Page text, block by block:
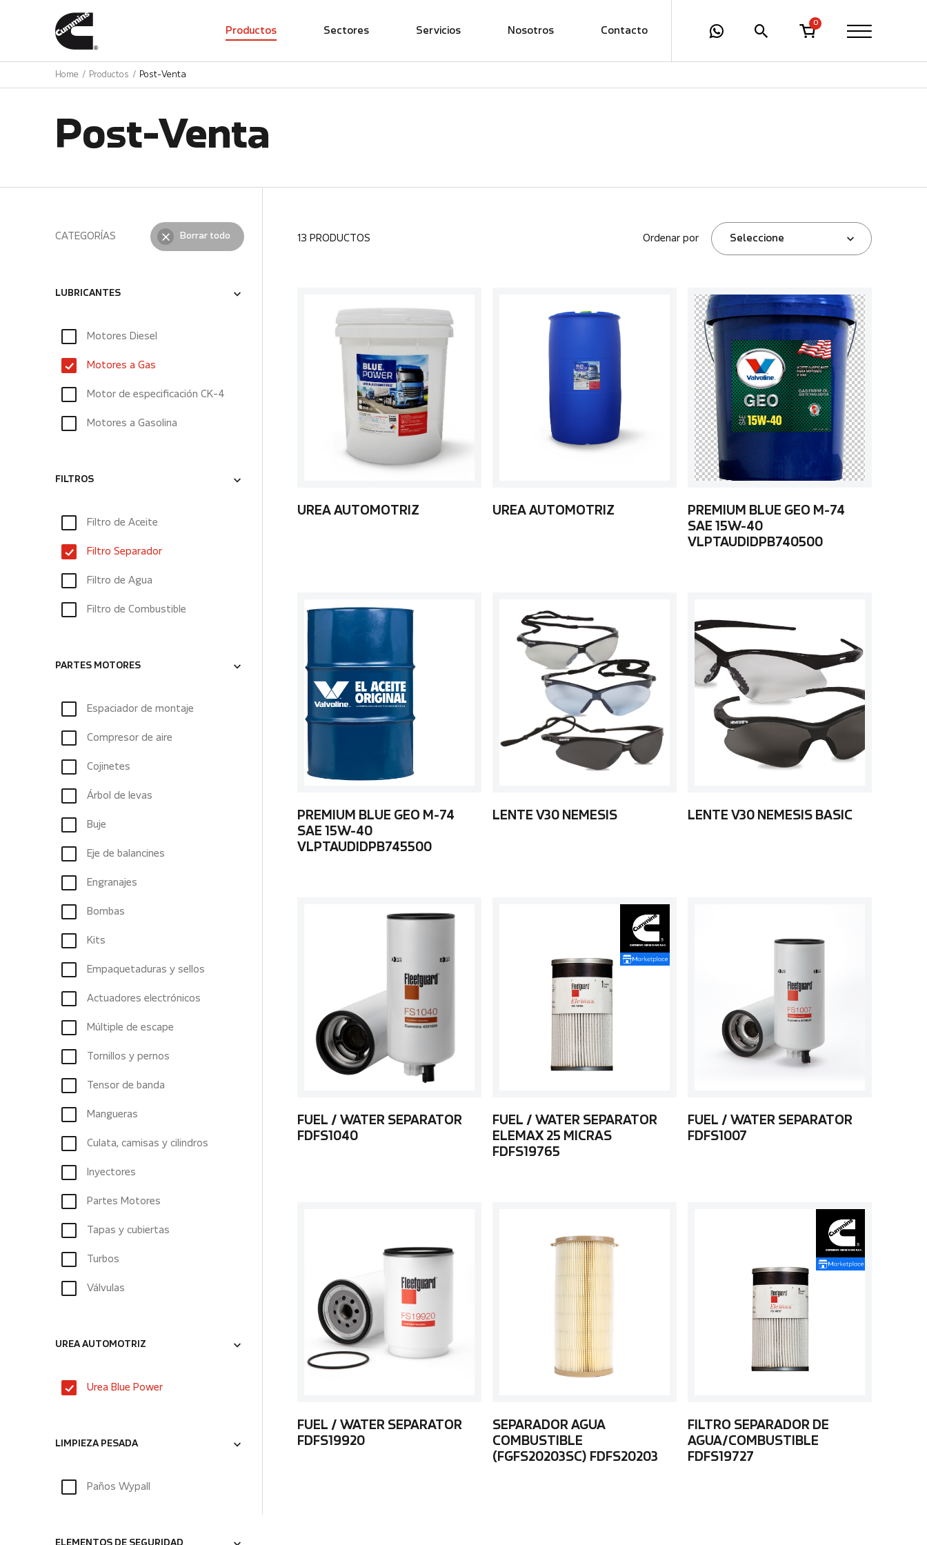
Productos Sectores Servicios Nosotros Contacto
0
Home Productos Post-Venta
Post-Venta
CATEGORÍAS Borrar todo
LUBRICANTES
Motores Diesel
Motores a Gas
Motor de especificación CK-4
Motores a Gasolina
FILTROS
Filtro de Aceite
Filtro Separador
Filtro de Agua
Filtro de Combustible
PARTES MOTORES
Espaciador de montaje
Compresor de aire
Cojinetes
Árbol de levas
Buje
Eje de balancines
Engranajes
Bombas
Kits
Empaquetaduras y sellos
Actuadores electrónicos
Múltiple de escape
Tornillos y pernos
Tensor de banda
Mangueras
Culata, camisas y cilindros
Inyectores
Partes Motores
Tapas y cubiertas
Turbos
Válvulas
UREA AUTOMOTRIZ
Urea Blue Power
LIMPIEZA PESADA
Paños Wypall
13 PRODUCTOS Ordenar por Seleccione
UREA AUTOMOTRIZ UREA AUTOMOTRIZ
PREMIUM BLUE GEO M-74
SAE 15W-40
VLPTAUDIDPB740500
PREMIUM BLUE GEO M-74
SAE 15W-40
VLPTAUDIDPB745500
LENTE V30 NEMESIS LENTE V30 NEMESIS BASIC
FUEL / WATER SEPARATOR
FDFS1040
FUEL / WATER SEPARATOR
ELEMAX 25 MICRAS
FDFS19765
FUEL / WATER SEPARATOR
FDFS1007
FUEL / WATER SEPARATOR
FDFS19920
SEPARADOR AGUA
COMBUSTIBLE
(FGFS20203SC) FDFS20203
FILTRO SEPARADOR DE
AGUA/COMBUSTIBLE
FDFS19727